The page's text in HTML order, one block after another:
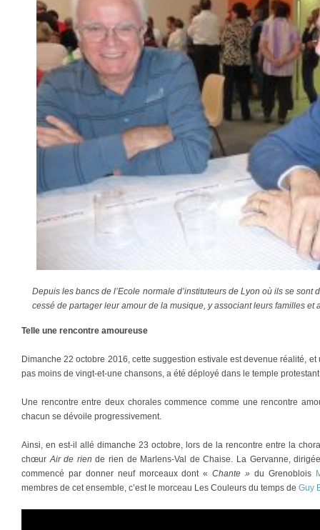
Depuis les bancs de l’Ecole normale d’instituteurs de Lyon où ils se sont
cessé de partager leur amour de la musique, y associant leurs familles et
Telle une rencontre amoureuse
Dimanche 22 octobre 2016, cette suggestion estivale est devenue réalité,
pas moins de vingt-et-une chansons, a été déployé dans le temple
Une rencontre entre deux chorales commence comme une rencontre
chacun se dévoile progressivement.
Ainsi, en est-il allé dimanche 23 octobre, lors de la rencontre entre la
chœur Air de rien de rien de Marlens-Val de Chaise. La Gervanne,
commencé par donner neuf morceaux dont «Chante » du Grenoblois
membres de cet ensemble, c’est le morceau Les Couleurs du temps de Guy